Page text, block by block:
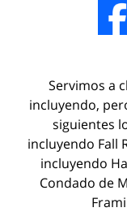
Servimos a
incluyendo,
siguientes
incluyendo Fall
incluyendo
Condado de